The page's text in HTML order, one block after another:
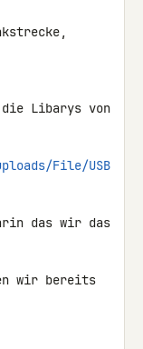
die Libarys von
File/USB
das wir das
wir bereits